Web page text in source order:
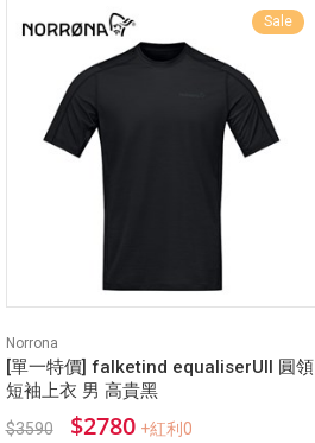
Sale
Norrona
[單一特價] falketind equaliserUll 圓領
短袖上衣 男 高貴黑
$3590 $2780 +紅利0